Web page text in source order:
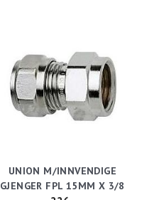
UNION M/INNVENDIGE
GJENGER FPL 15MM X 3/8